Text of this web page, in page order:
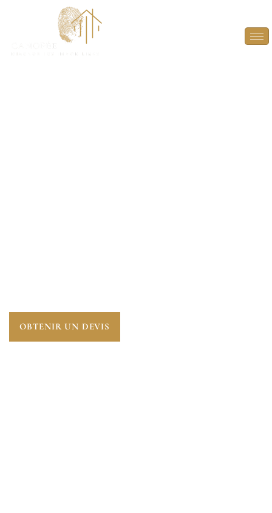
OBTENIR UN DEVIS